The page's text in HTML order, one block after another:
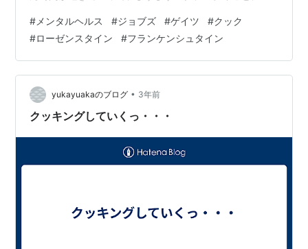
rot）」とか言っちゃって、なんで脳が腐ってるとか言わ
れているのか、考えてみます。 インターネット世界のこ
とではあるんですけど、ザックリ言っちゃえば「バカコ
ンテンツ」ばっかり見てるから脳が腐っちゃうってこと
なんです。 日本だけに限って言えばネットだけじゃなく
ってテレビもそうなのかも…
# メンタルヘルス #ジョブズ #ゲイツ #クック
#ローゼンスタイン #フランケンシュタイン
yukayuakaのブログ • 3年前
クッキングしていくっ・・・